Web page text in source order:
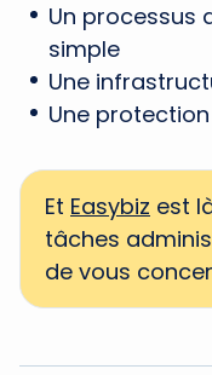
Un processus
simple
Une
Une
Et Easybiz est
tâches
de vous